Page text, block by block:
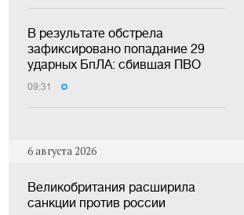
В результате обстрела
зафиксировано попадание 29
ударных БпЛА: сбившая ПВО
09:31
6 августа 2026
Великобритания расширила
санкции против россии